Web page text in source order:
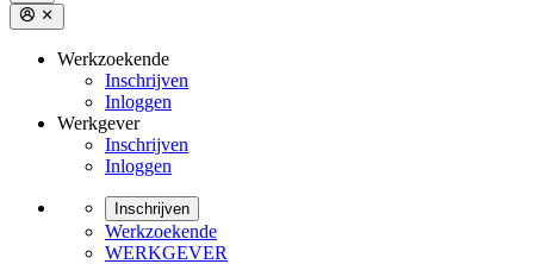
Werkzoekende
Inschrijven
Inloggen
Werkgever
Inschrijven
Inloggen
Inschrijven
Werkzoekende
WERKGEVER